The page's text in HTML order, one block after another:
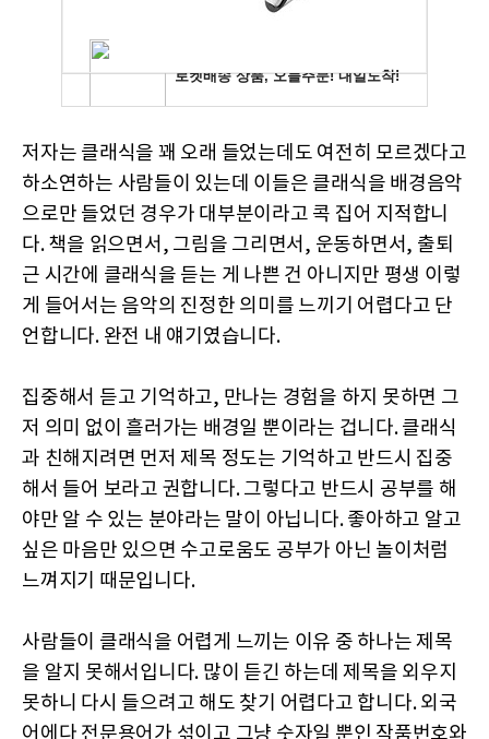
저자는 클래식을 꽤 오래 들었는데도 여전히 모르겠다고
하소연하는 사람들이 있는데 이들은 클래식을 배경음악
으로만 들었던 경우가 대부분이라고 콕 집어 지적합니
다. 책을 읽으면서, 그림을 그리면서, 운동하면서, 출퇴
근 시간에 클래식을 듣는 게 나쁜 건 아니지만 평생 이렇
게 들어서는 음악의 진정한 의미를 느끼기 어렵다고 단
언합니다. 완전 내 얘기였습니다.
집중해서 듣고 기억하고, 만나는 경험을 하지 못하면 그
저 의미 없이 흘러가는 배경일 뿐이라는 겁니다. 클래식
과 친해지려면 먼저 제목 정도는 기억하고 반드시 집중
해서 들어 보라고 권합니다. 그렇다고 반드시 공부를 해
야만 알 수 있는 분야라는 말이 아닙니다. 좋아하고 알고
싶은 마음만 있으면 수고로움도 공부가 아닌 놀이처럼
느껴지기 때문입니다.
사람들이 클래식을 어렵게 느끼는 이유 중 하나는 제목
을 알지 못해서입니다. 많이 듣긴 하는데 제목을 외우지
못하니 다시 들으려고 해도 찾기 어렵다고 합니다. 외국
어에다 전문용어가 섞이고 그냥 숫자일 뿐인 작품번호와